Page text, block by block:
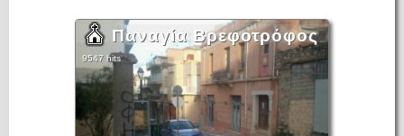
Παναγία Βρεφοτρόφος
9547 hits